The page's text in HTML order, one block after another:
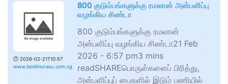
🕑 2026-02-21T10:57
www.tamilmurasu.com.sg
800 குடும்பங்களுக்கு ரமலான் அன்பளிப்பு
வழங்கிய சிண்டா
800 குடும்பங்களுக்கு ரமலான்
அன்பளிப்பு வழங்கிய சிண்டா21 Feb
2026 - 6:57 pm3 mins
readSHAREபொருள்களைப் பிரித்து,
அன்பளிப்புப் பைகளில் இடும் பணியில்